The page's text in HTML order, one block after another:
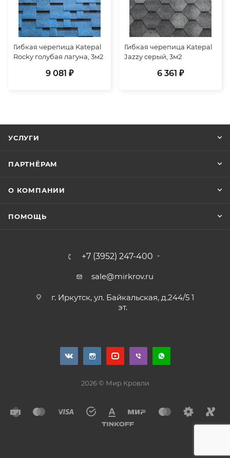
Гибкая черепица Katepal
Rocky голубая лагуна, 3м2
9 081 ₽
Гибкая черепица Katepal
Jazzy серый, 3м2
6 361 ₽
УСЛУГИ
ПАРТНЁРАМ
О КОМПАНИИ
ПОМОЩЬ
+7 (3952) 247-400
sale@mirkrov.ru
г. Иркутск, ул. Байкальская, д.244/5 1
эт.
2026 © Мир Кровли